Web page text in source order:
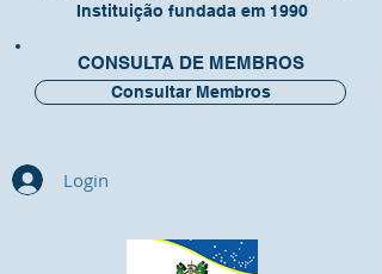
Instituição fundada em 1990
CONSULTA DE MEMBROS
Consultar Membros
Login